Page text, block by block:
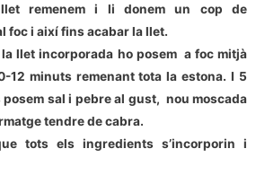
remenem i li donem un cop de
foc i així fins acabar la llet.
llet incorporada ho posem a foc mitjà
12 minuts remenant tota la estona. I 5
sal i pebre al gust, nou moscada
tendre de cabra.
tots els ingredients s’incorporin i